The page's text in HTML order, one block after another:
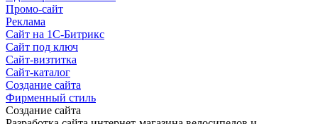
Промо-сайт
Реклама
Сайт на 1С-Битрикс
Сайт под ключ
Сайт-визтитка
Сайт-каталог
Создание сайта
Фирменный стиль
Создание сайта